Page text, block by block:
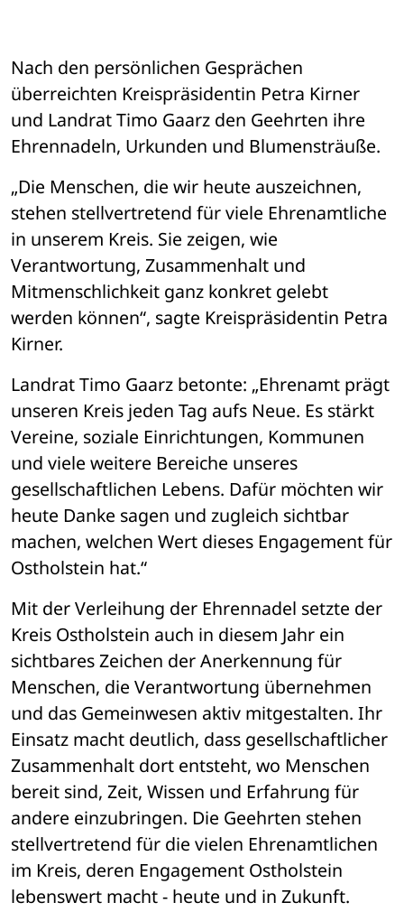
Nach den persönlichen Gesprächen
überreichten Kreispräsidentin Petra Kirner
und Landrat Timo Gaarz den Geehrten ihre
Ehrennadeln, Urkunden und Blumensträuße.
„Die Menschen, die wir heute auszeichnen,
stehen stellvertretend für viele Ehrenamtliche
in unserem Kreis. Sie zeigen, wie
Verantwortung, Zusammenhalt und
Mitmenschlichkeit ganz konkret gelebt
werden können“, sagte Kreispräsidentin Petra
Kirner.
Landrat Timo Gaarz betonte: „Ehrenamt prägt
unseren Kreis jeden Tag aufs Neue. Es stärkt
Vereine, soziale Einrichtungen, Kommunen
und viele weitere Bereiche unseres
gesellschaftlichen Lebens. Dafür möchten wir
heute Danke sagen und zugleich sichtbar
machen, welchen Wert dieses Engagement für
Ostholstein hat.“
Mit der Verleihung der Ehrennadel setzte der
Kreis Ostholstein auch in diesem Jahr ein
sichtbares Zeichen der Anerkennung für
Menschen, die Verantwortung übernehmen
und das Gemeinwesen aktiv mitgestalten. Ihr
Einsatz macht deutlich, dass gesellschaftlicher
Zusammenhalt dort entsteht, wo Menschen
bereit sind, Zeit, Wissen und Erfahrung für
andere einzubringen. Die Geehrten stehen
stellvertretend für die vielen Ehrenamtlichen
im Kreis, deren Engagement Ostholstein
lebenswert macht - heute und in Zukunft.